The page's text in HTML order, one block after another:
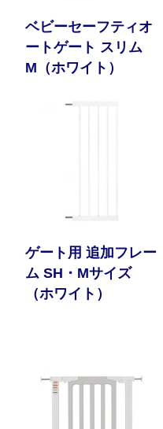
ベビーセーフティオ
ートゲート スリム
M（ホワイト）
ゲート用 追加フレー
ム SH・Mサイズ
（ホワイト）